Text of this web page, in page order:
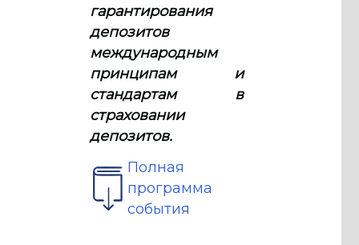
гарантирования
депозитов
международным
принципам и
стандартам в
страховании
депозитов.
Полная
программа
события